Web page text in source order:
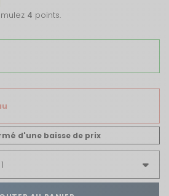
4 points.
d'une baisse de prix